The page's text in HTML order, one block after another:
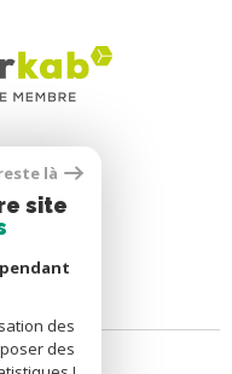
là
site
des
des